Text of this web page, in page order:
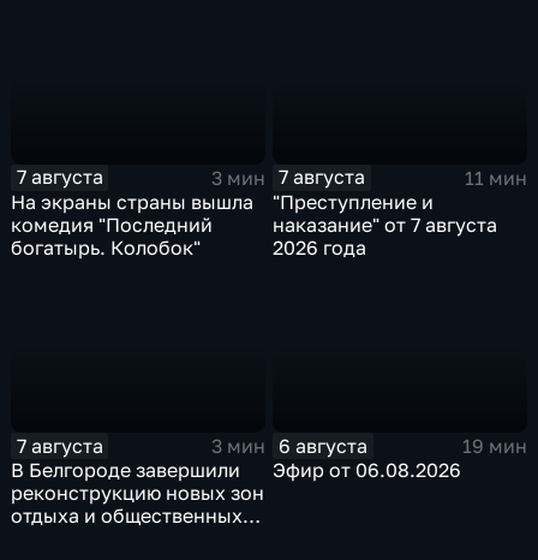
7 августа
3 мин
На экраны страны вышла
комедия "Последний
богатырь. Колобок"
7 августа
11 мин
"Преступление и
наказание" от 7 августа
2026 года
7 августа
3 мин
В Белгороде завершили
реконструкцию новых зон
отдыха и общественных
6 августа
19 мин
Эфир от 06.08.2026